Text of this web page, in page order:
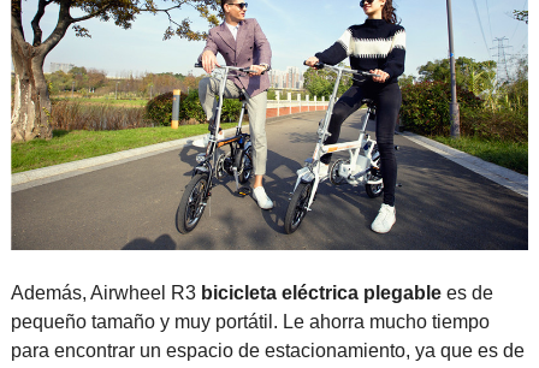
Además, Airwheel R3 bicicleta eléctrica plegablees de
pequeño tamaño y muy portátil. Le ahorra mucho tiempo
para encontrar un espacio de estacionamiento, ya que es de